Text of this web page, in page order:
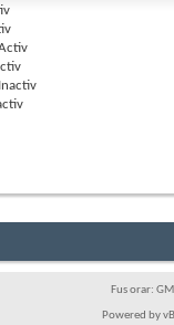
Inactiv
Fus orar:
Powered by